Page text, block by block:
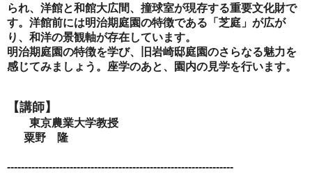
られ、洋館と和館大広間、撞球室が現存する重要文化財で
す。洋館前には明治期庭園の特徴である「芝庭」が広が
り、和洋の景観軸が存在しています。
明治期庭園の特徴を学び、旧岩崎邸庭園のさらなる魅力を
感じてみましょう。座学のあと、園内の見学を行います。
【講師】
東京農業大学教授
粟野 隆
-----------------------------------------------------------------